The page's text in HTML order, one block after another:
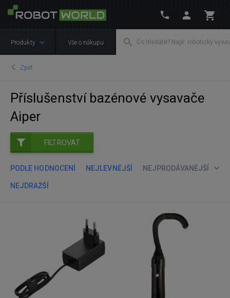
Produkty Vše o nákupu
Zpět
Příslušenství bazénové vysavače
Aiper
FILTROVAT
PODLE HODNOCENÍ NEJLEVNĚJŠÍ NEJPRODÁVANĚJŠÍ
NEJDRAŽŠÍ